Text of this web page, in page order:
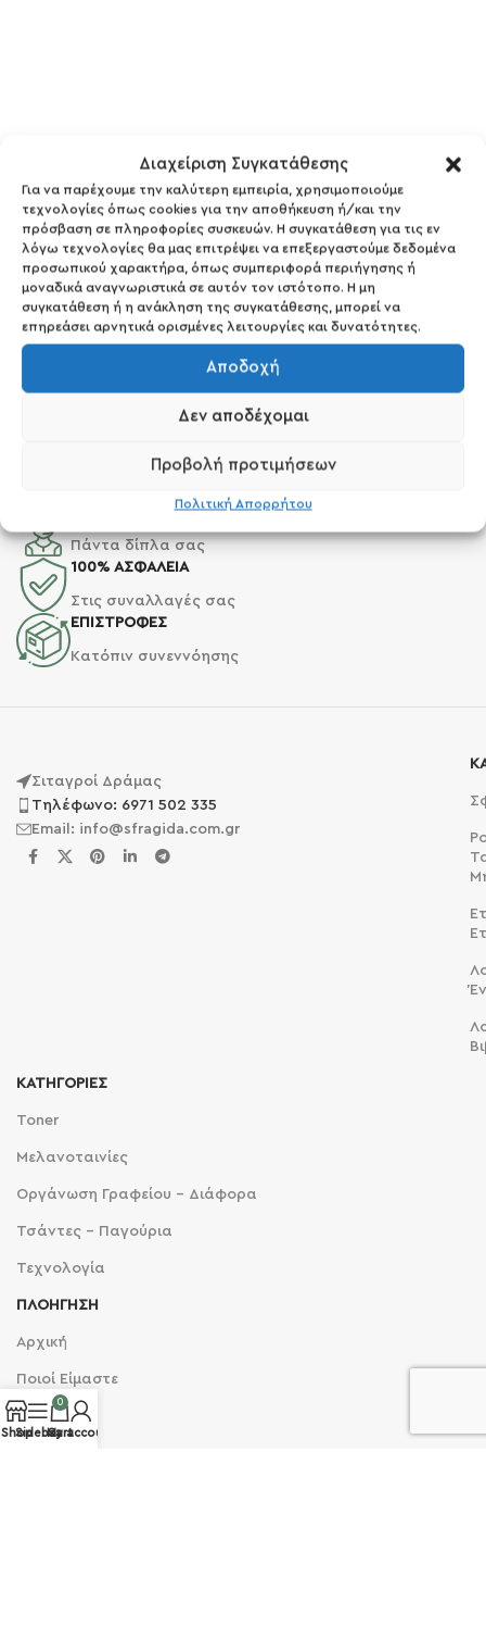
Διαχείριση Συγκατάθεσης
Για να παρέχουμε την καλύτερη εμπειρία, χρησιμοποιούμε
τεχνολογίες όπως cookies για την αποθήκευση ή/και την
πρόσβαση σε πληροφορίες συσκευών. Η συγκατάθεση για τις εν
λόγω τεχνολογίες θα μας επιτρέψει να επεξεργαστούμε δεδομένα
προσωπικού χαρακτήρα, όπως συμπεριφορά περιήγησης ή
μοναδικά αναγνωριστικά σε αυτόν τον ιστότοπο. Η μη
συγκατάθεση ή η ανάκληση της συγκατάθεσης, μπορεί να
επηρεάσει αρνητικά ορισμένες λειτουργίες και δυνατότητες.
Αποδοχή
Δεν αποδέχομαι
Προβολή προτιμήσεων
Πολιτική Απορρήτου
Πάντα δίπλα σας
100% ΑΣΦΑΛΕΙΑ
Στις συναλλαγές σας
ΕΠΙΣΤΡΟΦΕΣ
Κατόπιν συνεννόησης
Σιταγροί Δράμας
Τηλέφωνο: 6971 502 335
Email: info@sfragida.com.gr
ΚΑΤΗΓΟΡΙΕΣ
Toner
Μελανοταινίες
Οργάνωση Γραφείου - Διάφορα
Τσάντες - Παγούρια
Τεχνολογία
ΠΛΟΗΓΗΣΗ
Αρχική
Ποιοί Είμαστε
Blog
ShopSidebar
0
Cart
My account